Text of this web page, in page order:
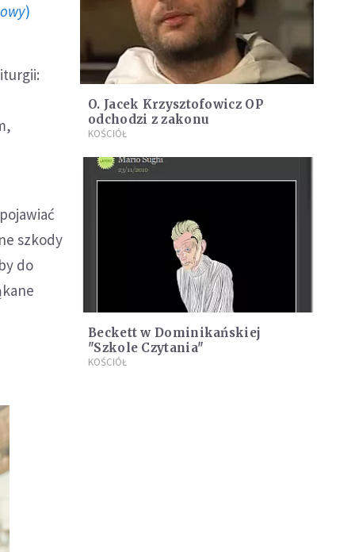
)
szkody
do
O. Jacek Krzysztofowicz OP
odchodzi z zakonu
KOŚCIÓŁ
Beckett w Dominikańskiej
"Szkole Czytania"
KOŚCIÓŁ